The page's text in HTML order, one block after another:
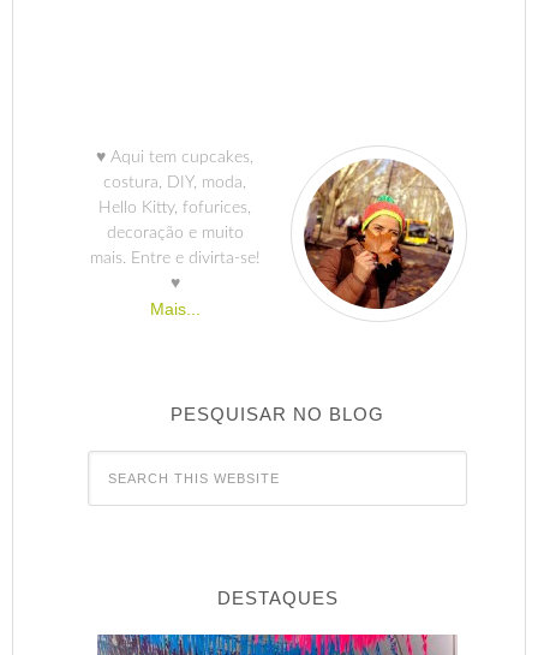
♥ Aqui tem cupcakes,
costura, DIY, moda,
Hello Kitty, fofurices,
decoração e muito
mais. Entre e divirta-se!
♥
Mais...
PESQUISAR NO BLOG
DESTAQUES